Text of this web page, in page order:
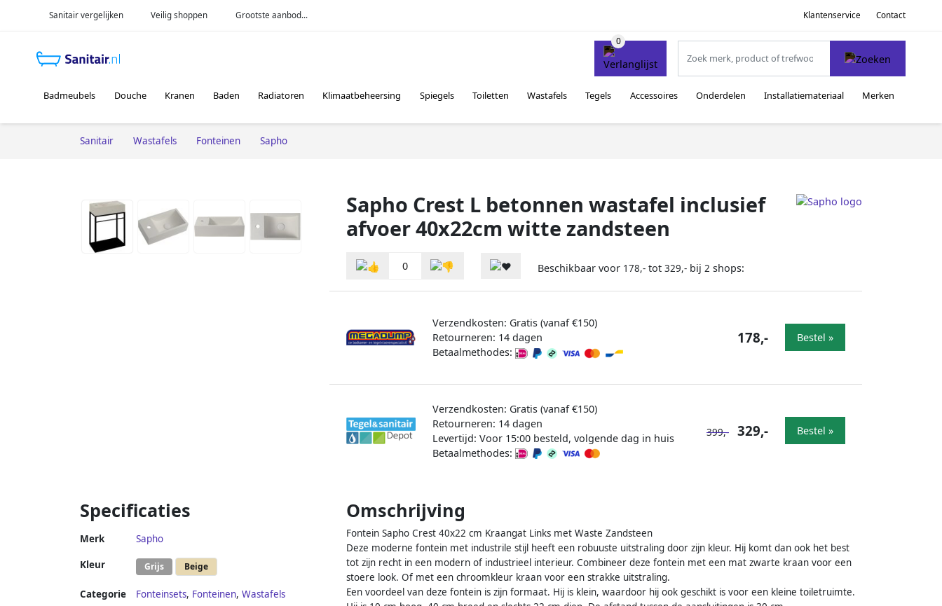
Sanitair vergelijken Veilig shoppen Grootste aanbod... Klantenservice Contact
Badmeubels Douche Kranen Baden Radiatoren Klimaatbeheersing Spiegels Toiletten Wastafels Tegels Accessoires Onderdelen Installatiemateriaal Merken
Sanitair Wastafels Fonteinen Sapho
Sapho Crest L betonnen wastafel inclusief
afvoer 40x22cm witte zandsteen
0 Beschikbaar voor 178,- tot 329,- bij 2 shops:
Verzendkosten: Gratis (vanaf €150)
Retourneren: 14 dagen
Betaalmethodes:
178,- Bestel »
Verzendkosten: Gratis (vanaf €150)
Retourneren: 14 dagen
Levertijd: Voor 15:00 besteld, volgende dag in huis
Betaalmethodes:
399,- 329,- Bestel »
Specificaties
Merk Sapho
Kleur Grijs Beige
Categorie Fonteinsets, Fonteinen, Wastafels
Omschrijving
Fontein Sapho Crest 40x22 cm Kraangat Links met Waste Zandsteen
Deze moderne fontein met industrile stijl heeft een robuuste uitstraling door zijn kleur. Hij komt dan ook het best
tot zijn recht in een modern of industrieel interieur. Combineer deze fontein met een mat zwarte kraan voor een
stoere look. Of met een chroomkleur kraan voor een strakke uitstraling.
Een voordeel van deze fontein is zijn formaat. Hij is klein, waardoor hij ook geschikt is voor een kleine toiletruimte.